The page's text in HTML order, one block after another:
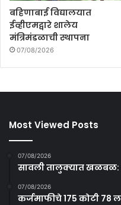
बहिणाबाई विद्यालयात
ईव्हीएमद्वारे शालेय
मंत्रिमंडळाची स्थापना
07/08/2026
Most Viewed Posts
07/08/2026
सावली तालुक्यात खळबळ:
07/08/2026
कर्जमाफीचे 175 कोटी 78